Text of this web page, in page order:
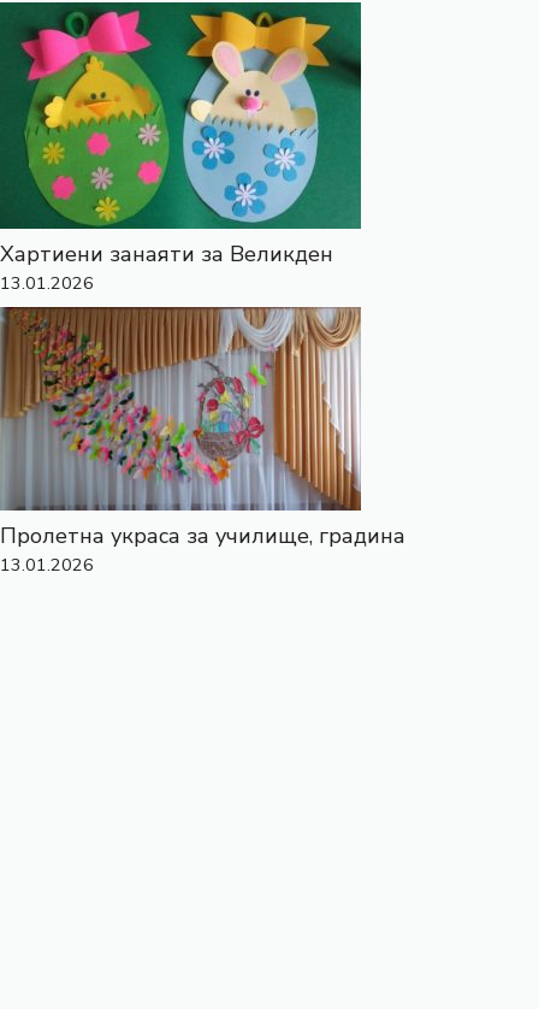
Хартиени занаяти за Великден
13.01.2026
Пролетна украса за училище, градина
13.01.2026